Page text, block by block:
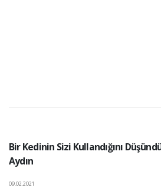
Bir Kedinin Sizi Kullandığını
Aydın
09.02.2021